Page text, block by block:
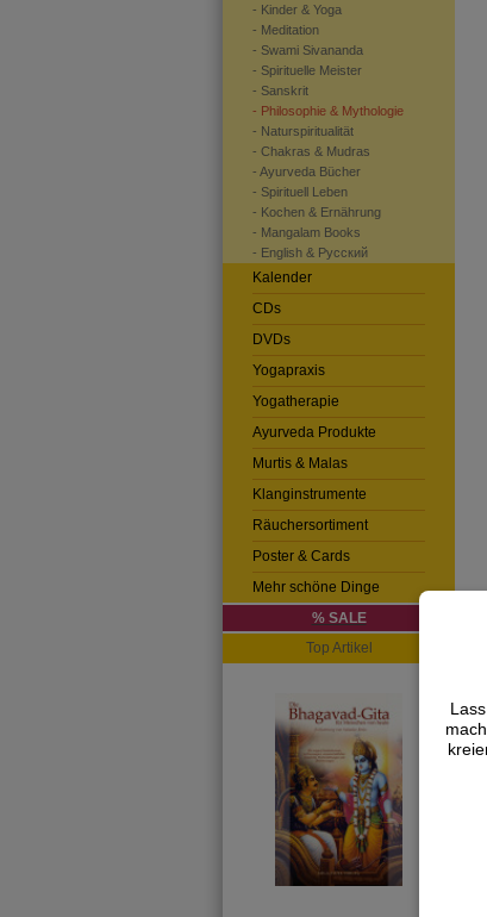
- Kinder & Yoga
- Meditation
- Swami Sivananda
- Spirituelle Meister
- Sanskrit
- Philosophie & Mythologie
- Naturspiritualität
- Chakras & Mudras
- Ayurveda Bücher
- Spirituell Leben
- Kochen & Ernährung
- Mangalam Books
- English & Pусский
Kalender
CDs
DVDs
Yogapraxis
Yogatherapie
Ayurveda Produkte
Murtis & Malas
Klanginstrumente
Räuchersortiment
Poster & Cards
Mehr schöne Dinge
% SALE
Top Artikel